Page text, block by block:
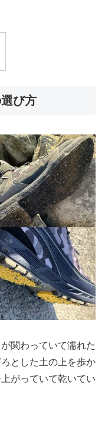
び方
関わっていて濡れた
とした土の上を歩か
がっていて乾いてい